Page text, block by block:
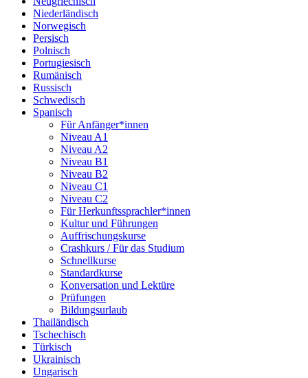
Niederländisch
Norwegisch
Persisch
Polnisch
Portugiesisch
Rumänisch
Russisch
Schwedisch
Spanisch
Für Anfänger*innen
Niveau A1
Niveau A2
Niveau B1
Niveau B2
Niveau C1
Niveau C2
Für Herkunftssprachler*innen
Kultur und Führungen
Auffrischungskurse
Crashkurs / Für das Studium
Schnellkurse
Standardkurse
Konversation und Lektüre
Prüfungen
Bildungsurlaub
Thailändisch
Tschechisch
Türkisch
Ukrainisch
Ungarisch